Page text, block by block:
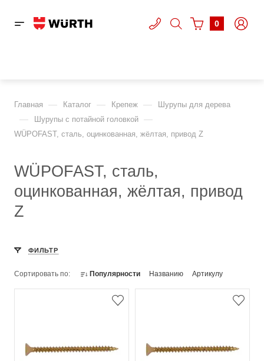
0
Главная — Каталог — Крепеж — Шурупы для дерева
— Шурупы с потайной головкой —
WÜPOFAST, сталь, оцинкованная, жёлтая, привод Z
WÜPOFAST, сталь,
оцинкованная, жёлтая, привод
Z
ФИЛЬТР
Сортировать по: Популярности Названию Артикулу